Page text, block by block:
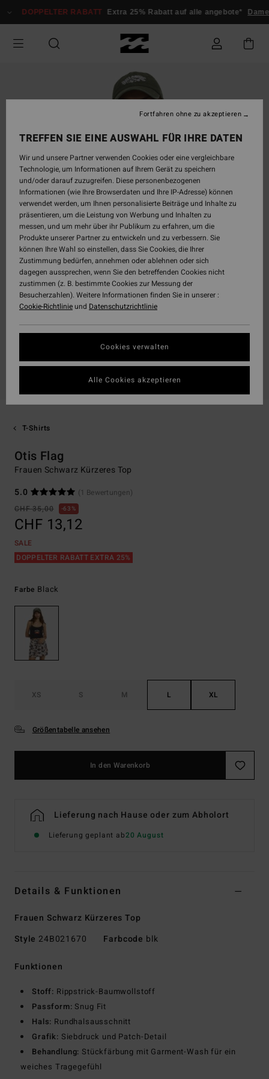
zur
springen
DOPPELTER RABATT Extra 25% Rabatt auf alle angebote* Damen
T-Shirts
Otis Flag
Frauen Schwarz Kürzeres Top
5.0
(1 Bewertungen)
CHF 35,00
63%
CHF 13,12
SALE
DOPPELTER RABATT EXTRA 25%
Farbe Black
XS S M L XL
Größentabelle ansehen
In den Warenkorb
Lieferung nach Hause oder zum Abholort
Lieferung geplant ab20 August
Details & Funktionen
Frauen Schwarz Kürzeres Top
Style 24B021670 Farbcode blk
Funktionen
Stoff: Rippstrick-Baumwollstoff
Passform: Snug Fit
Hals: Rundhalsausschnitt
Grafik: Siebdruck und Patch-Detail
Behandlung: Stückfärbung mit Garment-Wash für ein
weiches Tragegefühl
TREFFEN SIE EINE AUSWAHL FÜR IHRE DATEN
Wir und unsere Partner verwenden Cookies oder eine vergleichbare
Technologie, um Informationen auf Ihrem Gerät zu speichern
und/oder darauf zuzugreifen. Diese personenbezogenen
Informationen (wie Ihre Browserdaten und Ihre IP-Adresse) können
verwendet werden, um Ihnen personalisierte Beiträge und Inhalte zu
präsentieren, um die Leistung von Werbung und Inhalten zu
messen, und um mehr über ihr Publikum zu erfahren, um die
Produkte unserer Partner zu entwickeln und zu verbessern. Sie
können Ihre Wahl so einstellen, dass Sie Cookies, die Ihrer
Zustimmung bedürfen, annehmen oder ablehnen oder sich
dagegen aussprechen, wenn Sie den betreffenden Cookies nicht
zustimmen (z. B. bestimmte Cookies zur Messung der
Besucherzahlen). Weitere Informationen finden Sie in unserer :
Cookie-Richtlinieund Datenschutzrichtlinie
Cookies verwalten
Fortfahren ohne zu akzeptieren
Alle Cookies akzeptieren